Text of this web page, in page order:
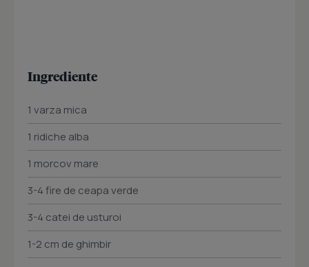
Ingrediente
1 varza mica
1 ridiche alba
1 morcov mare
3-4 fire de ceapa verde
3-4 catei de usturoi
1-2 cm de ghimbir